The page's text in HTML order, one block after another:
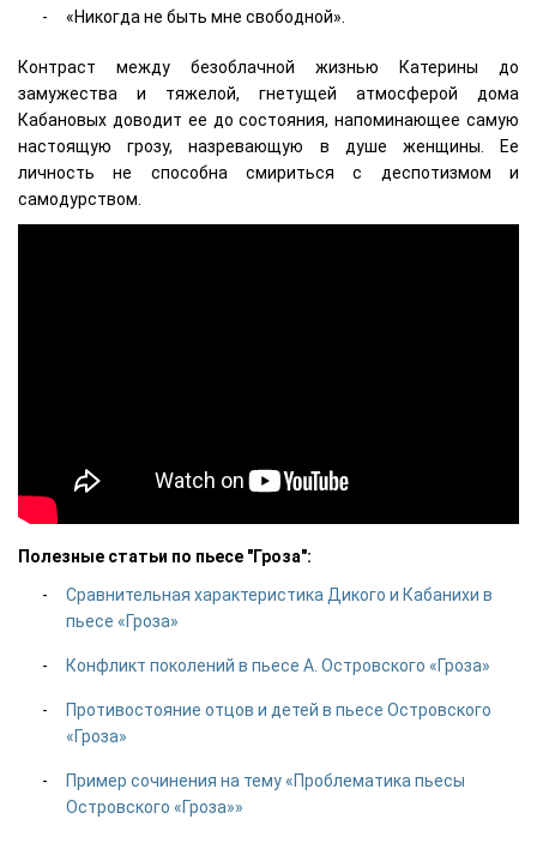
«Никогда не быть мне свободной».
Контраст между безоблачной жизнью Катерины до
замужества и тяжелой, гнетущей атмосферой дома
Кабановых доводит ее до состояния, напоминающее самую
настоящую грозу, назревающую в душе женщины. Ее
личность не способна смириться с деспотизмом и
самодурством.
Полезные статьи по пьесе "Гроза":
Сравнительная характеристика Дикого и Кабанихи в
пьесе «Гроза»
Конфликт поколений в пьесе А. Островского «Гроза»
Противостояние отцов и детей в пьесе Островского
«Гроза»
Пример сочинения на тему «Проблематика пьесы
Островского «Гроза»»